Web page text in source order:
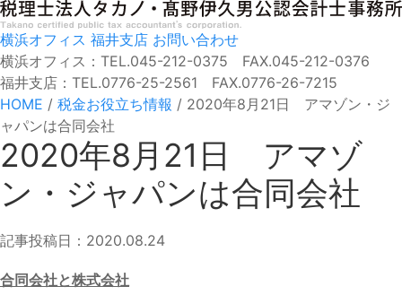
横浜オフィス 福井支店 お問い合わせ
横浜オフィス：TEL.045-212-0375 FAX.045-212-0376
福井支店：TEL.0776-25-2561 FAX.0776-26-7215
HOME / 税金お役立ち情報 / 2020年8月21日 アマゾン・ジ
ャパンは合同会社
2020年8月21日 アマゾ
ン・ジャパンは合同会社
記事投稿日：2020.08.24
合同会社と株式会社